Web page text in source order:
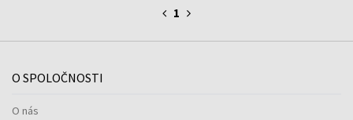
1
O SPOLOČNOSTI
O nás